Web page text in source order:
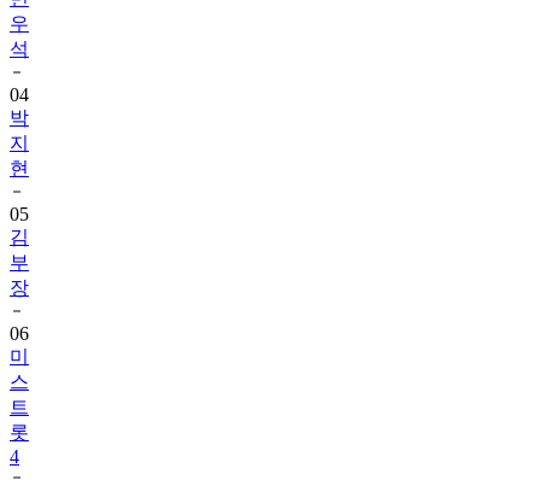
우
석
04
박
지
현
05
김
부
장
06
미
스
트
롯
4